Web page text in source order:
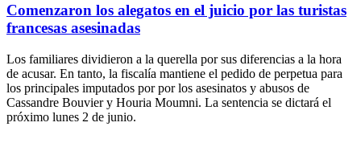
Comenzaron los alegatos en el juicio por las turistas
francesas asesinadas
Los familiares dividieron a la querella por sus diferencias a la hora
de acusar. En tanto, la fiscalía mantiene el pedido de perpetua para
los principales imputados por por los asesinatos y abusos de
Cassandre Bouvier y Houria Moumni. La sentencia se dictará el
próximo lunes 2 de junio.